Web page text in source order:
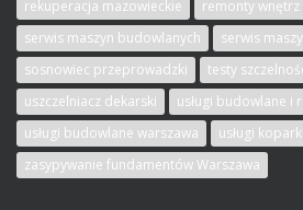
rekuperacja mazowieckie
remonty wnętrz
serwis maszyn budowlanych
serwis
sosnowiec przeprowadzki
testy
uszczelniacz dekarski
usługi budowlane i
usługi budowlane warszawa
usługi
zasypywanie fundamentów Warszawa